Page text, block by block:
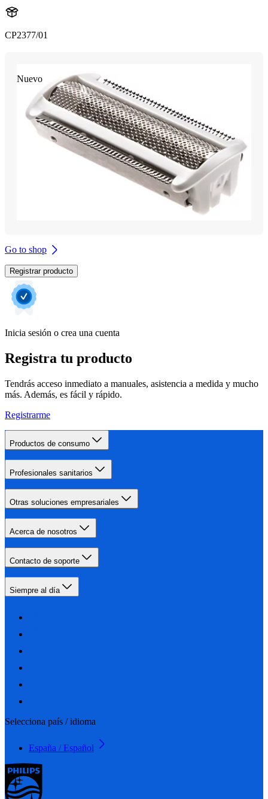
CP2377/01
Nuevo
Go to shop
Registrar producto
Inicia sesión o crea una cuenta
Registra tu producto
Tendrás acceso inmediato a manuales, asistencia a medida y mucho
más. Además, es fácil y rápido.
Registrarme
Productos de consumo
Profesionales sanitarios
Otras soluciones empresariales
Acerca de nosotros
Contacto de soporte
Siempre al día
Selecciona país / idioma
España / Español